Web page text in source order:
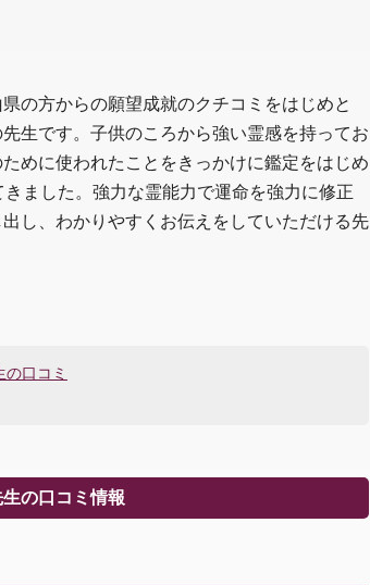
の方からの願望成就のクチコミをはじめと
生です。子供のころから強い霊感を持ってお
めに使われたことをきっかけに鑑定をはじめ
ました。強力な霊能力で運命を強力に修正
し、わかりやすくお伝えをしていただける先
口コミ
の口コミ情報